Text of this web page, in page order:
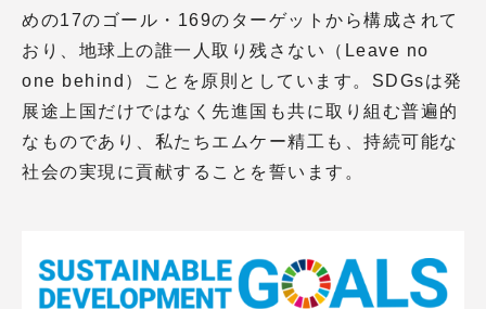
めの17のゴール・169のターゲットから構成されて
おり、地球上の誰一人取り残さない（Leave no
one behind）ことを原則としています。SDGsは発
展途上国だけではなく先進国も共に取り組む普遍的
なものであり、私たちエムケー精工も、持続可能な
社会の実現に貢献することを誓います。